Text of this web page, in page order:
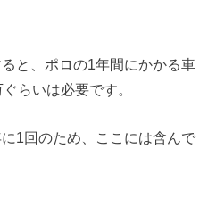
と、ポロの1年間にかかる車
らいは必要です。
1回のため、ここには含んで